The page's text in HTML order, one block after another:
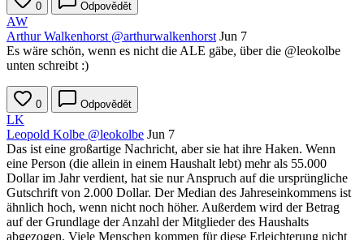
0 Odpovědět
AW
Arthur Walkenhorst @arthurwalkenhorst Jun 7
Es wäre schön, wenn es nicht die ALE gäbe, über die @leokolbe
unten schreibt :)
0 Odpovědět
LK
Leopold Kolbe @leokolbe Jun 7
Das ist eine großartige Nachricht, aber sie hat ihre Haken. Wenn
eine Person (die allein in einem Haushalt lebt) mehr als 55.000
Dollar im Jahr verdient, hat sie nur Anspruch auf die ursprüngliche
Gutschrift von 2.000 Dollar. Der Median des Jahreseinkommens ist
ähnlich hoch, wenn nicht noch höher. Außerdem wird der Betrag
auf der Grundlage der Anzahl der Mitglieder des Haushalts
abgezogen. Viele Menschen kommen für diese Erleichterung nicht